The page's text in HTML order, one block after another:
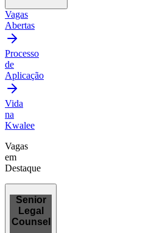
Vagas
Abertas
Processo
de
Aplicação
Vida
na
Kwalee
Vagas
em
Destaque
Senior
Legal
Counsel